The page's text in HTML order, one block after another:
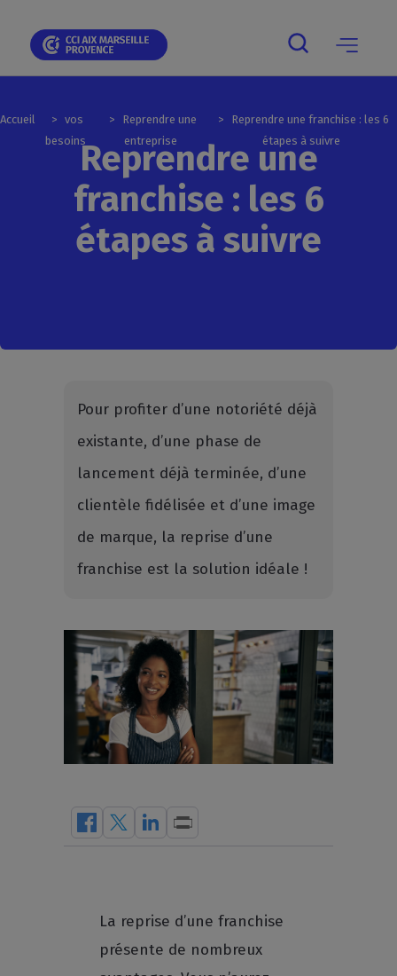
navigation
navigation
principal
mobile
Accueil
vos
besoins
Reprendre une
entreprise
Reprendre une franchise : les 6
étapes à suivre
Reprendre une
franchise : les 6
étapes à suivre
Pour profiter d’une notoriété déjà
existante, d’une phase de
lancement déjà terminée, d’une
clientèle fidélisée et d’une image
de marque, la reprise d’une
franchise est la solution idéale !
La reprise d’une franchise
présente de nombreux